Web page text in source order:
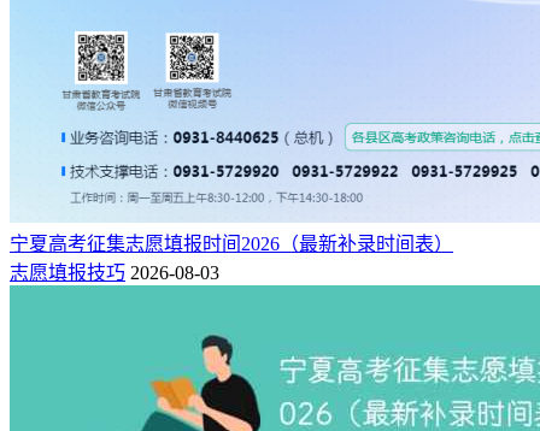
宁夏高考征集志愿填报时间2026（最新补录时间表）
志愿填报技巧 2026-08-03